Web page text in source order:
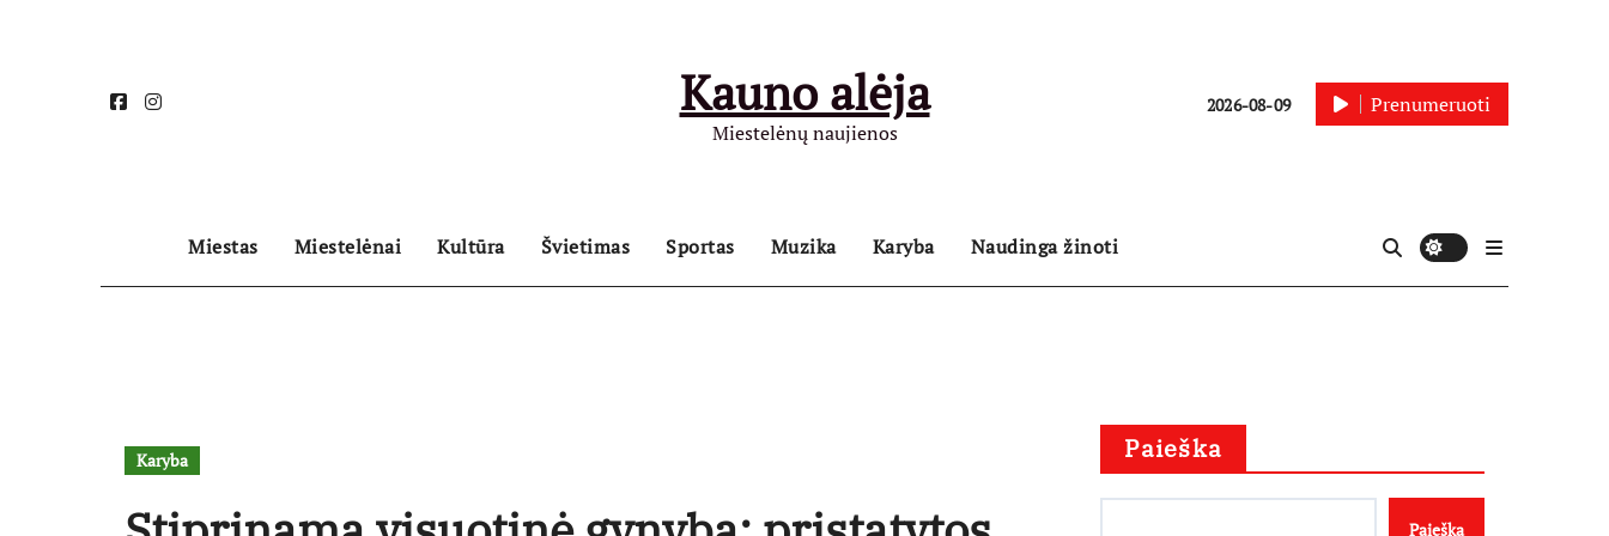
Kauno alėja
Miestelėnų naujienos
2026-08-09 Prenumeruoti
Miestas Miestelėnai Kultūra Švietimas Sportas Muzika Karyba Naudinga žinoti
Karyba Paieška
Paieška